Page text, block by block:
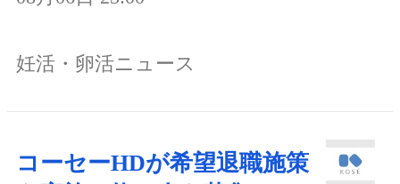
妊活・卵活ニュース
コーセーHDが希望退職施策